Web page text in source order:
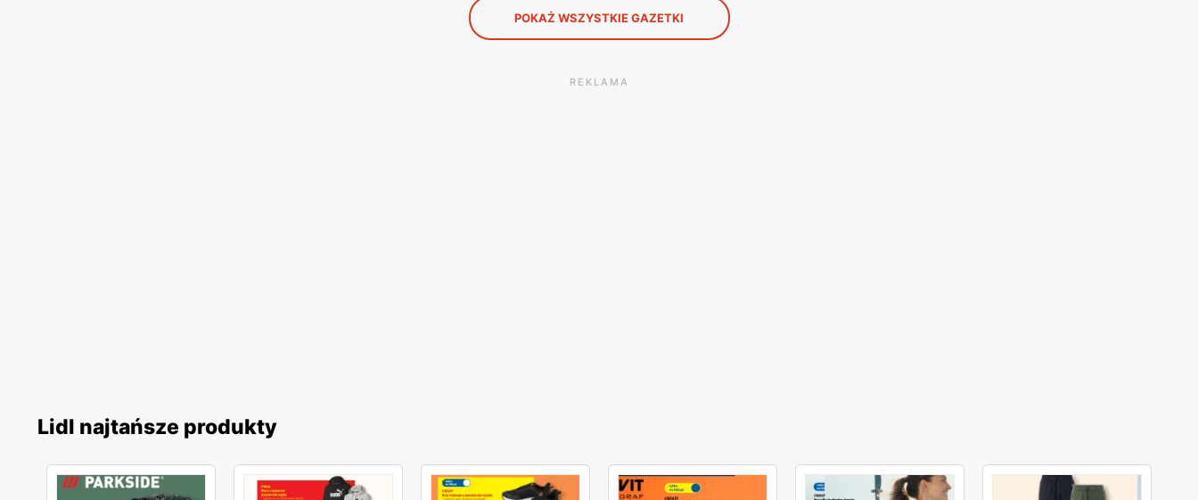
POKAŻ WSZYSTKIE GAZETKI
REKLAMA
Lidl najtańsze produkty